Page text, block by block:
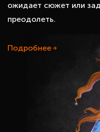
ожидает сюжет или
преодолеть.
Подробнее